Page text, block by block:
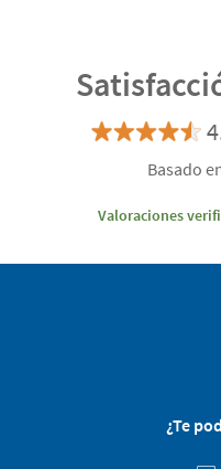
Basado
Valoraciones
¿Te